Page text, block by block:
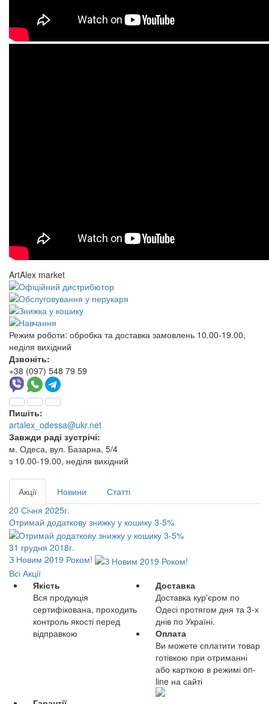
ArtAlex market
Режим роботи: обробка та доставка замовлень 10.00-19.00,
неділя вихідний
Дзвоніть:
+38 (097) 548 79 59
Пишіть:
artalex_odessa@ukr.net
Завжди раді зустрічі:
м. Одеса, вул. Базарна, 5/4
з 10.00-19.00, неділя вихідний
Акції Новини
Статті
20 Січня 2025г.
Отримай додаткову знижку у кошику 3-5%
31 грудня 2018г.
З Новим 2019 Роком!
Всі Акції
Якість
Вся продукція
сертифікована, проходить
контроль якості перед
відправкою
Доставка
Доставка кур'єром по
Одесі протягом дня та 3-х
днів по Україні.
Оплата
Ви можете сплатити товар
готівкою при отриманні
або карткою в режимі on-
line на сайті